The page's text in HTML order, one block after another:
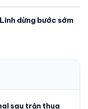
dừng bước sớm
sau trận thua